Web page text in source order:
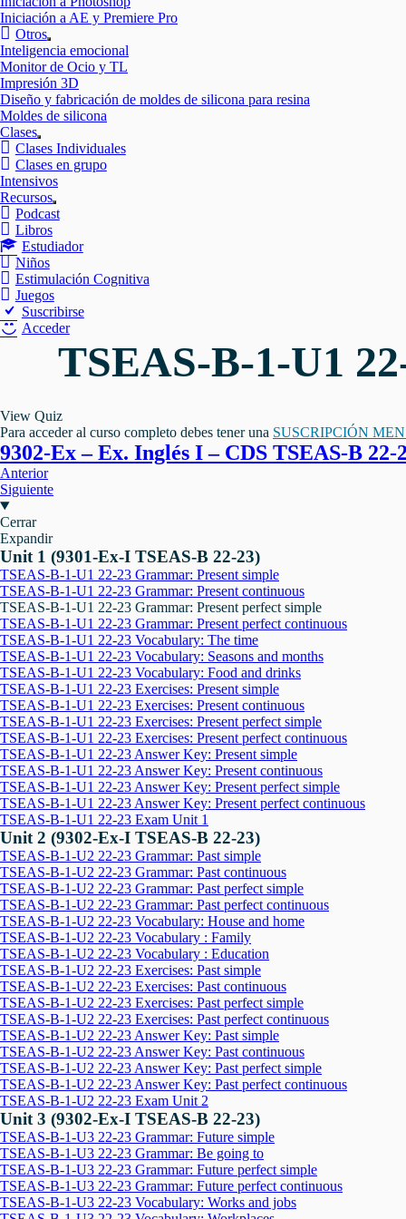
Iniciación a AE y Premiere Pro
Otros
Mostrar
el
submenú
Inteligencia emocional
Monitor de Ocio y TL
Impresión 3D
Diseño y fabricación de moldes de silicona para resina
Moldes de silicona
Clases
Mostrar
el
submenú
Clases Individuales
Clases en grupo
Intensivos
Recursos
Mostrar
el
Podcast
Libros
Estudiador
Niños
Estimulación Cognitiva
Juegos
Suscribirse
Acceder
TSEAS-B-1-U1
View Quiz
Para acceder al curso completo debes tener una SUSCRIPCIÓN
9302-Ex – Ex. Inglés I – CDS TSEAS-B 22-
Anterior
Siguiente
Cerrar
Expandir
Unit 1 (9301-Ex-I TSEAS-B 22-23)
TSEAS-B-1-U1 22-23 Grammar: Present simple
TSEAS-B-1-U1 22-23 Grammar: Present continuous
TSEAS-B-1-U1 22-23 Grammar: Present perfect simple
TSEAS-B-1-U1 22-23 Grammar: Present perfect continuous
TSEAS-B-1-U1 22-23 Vocabulary: The time
TSEAS-B-1-U1 22-23 Vocabulary: Seasons and months
TSEAS-B-1-U1 22-23 Vocabulary: Food and drinks
TSEAS-B-1-U1 22-23 Exercises: Present simple
TSEAS-B-1-U1 22-23 Exercises: Present continuous
TSEAS-B-1-U1 22-23 Exercises: Present perfect simple
TSEAS-B-1-U1 22-23 Exercises: Present perfect continuous
TSEAS-B-1-U1 22-23 Answer Key: Present simple
TSEAS-B-1-U1 22-23 Answer Key: Present continuous
TSEAS-B-1-U1 22-23 Answer Key: Present perfect simple
TSEAS-B-1-U1 22-23 Answer Key: Present perfect continuous
TSEAS-B-1-U1 22-23 Exam Unit 1
Unit 2 (9302-Ex-I TSEAS-B 22-23)
TSEAS-B-1-U2 22-23 Grammar: Past simple
TSEAS-B-1-U2 22-23 Grammar: Past continuous
TSEAS-B-1-U2 22-23 Grammar: Past perfect simple
TSEAS-B-1-U2 22-23 Grammar: Past perfect continuous
TSEAS-B-1-U2 22-23 Vocabulary: House and home
TSEAS-B-1-U2 22-23 Vocabulary : Family
TSEAS-B-1-U2 22-23 Vocabulary : Education
TSEAS-B-1-U2 22-23 Exercises: Past simple
TSEAS-B-1-U2 22-23 Exercises: Past continuous
TSEAS-B-1-U2 22-23 Exercises: Past perfect simple
TSEAS-B-1-U2 22-23 Exercises: Past perfect continuous
TSEAS-B-1-U2 22-23 Answer Key: Past simple
TSEAS-B-1-U2 22-23 Answer Key: Past continuous
TSEAS-B-1-U2 22-23 Answer Key: Past perfect simple
TSEAS-B-1-U2 22-23 Answer Key: Past perfect continuous
TSEAS-B-1-U2 22-23 Exam Unit 2
Unit 3 (9302-Ex-I TSEAS-B 22-23)
TSEAS-B-1-U3 22-23 Grammar: Future simple
TSEAS-B-1-U3 22-23 Grammar: Be going to
TSEAS-B-1-U3 22-23 Grammar: Future perfect simple
TSEAS-B-1-U3 22-23 Grammar: Future perfect continuous
TSEAS-B-1-U3 22-23 Vocabulary: Works and jobs